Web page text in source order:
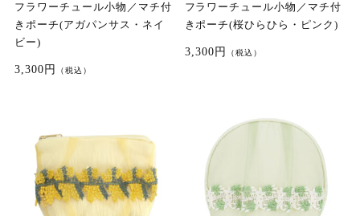
フラワーチュール小物／マチ付
きポーチ(アガパンサス・ネイ
ビー)
3,300円 （税込）
フラワーチュール小物／マチ付
きポーチ(桜ひらひら・ピンク)
3,300円 （税込）